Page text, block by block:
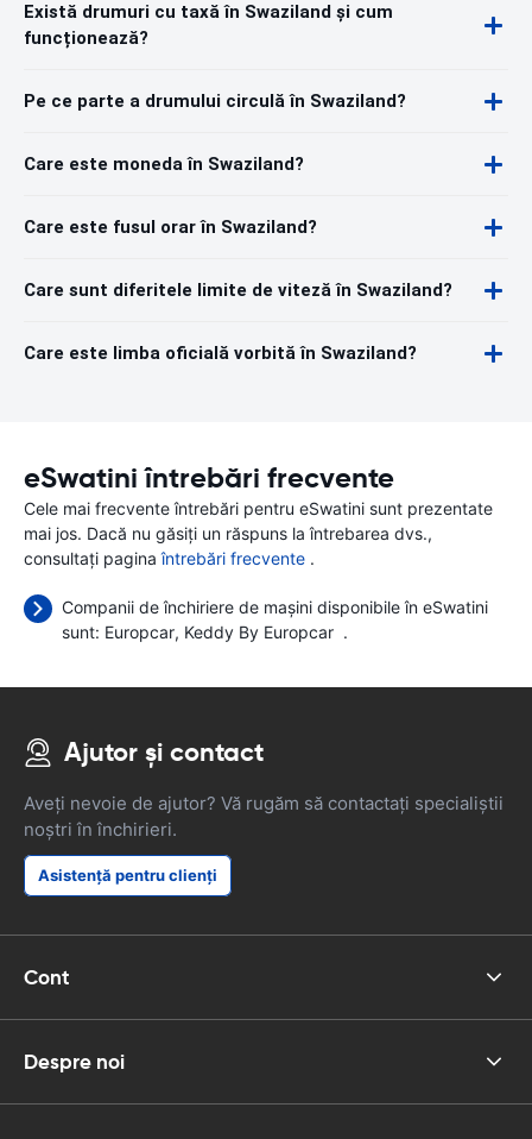
Există drumuri cu taxă în Swaziland și cum
funcționează?
Pe ce parte a drumului circulă în Swaziland?
Care este moneda în Swaziland?
Care este fusul orar în Swaziland?
Care sunt diferitele limite de viteză în Swaziland?
Care este limba oficială vorbită în Swaziland?
eSwatini întrebări frecvente
Cele mai frecvente întrebări pentru eSwatini sunt prezentate
mai jos. Dacă nu găsiți un răspuns la întrebarea dvs.,
consultați paginaîntrebări frecvente .
Companii de închiriere de mașini disponibile în eSwatini
sunt: Europcar Keddy By Europcar .
Ajutor și contact
Aveți nevoie de ajutor? Vă rugăm să contactați specialiștii
noștri în închirieri.
Asistență pentru clienți
Cont
Despre noi